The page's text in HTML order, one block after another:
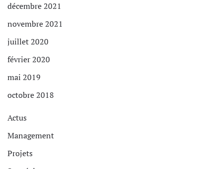
décembre 2021
novembre 2021
juillet 2020
février 2020
mai 2019
octobre 2018
Actus
Management
Projets